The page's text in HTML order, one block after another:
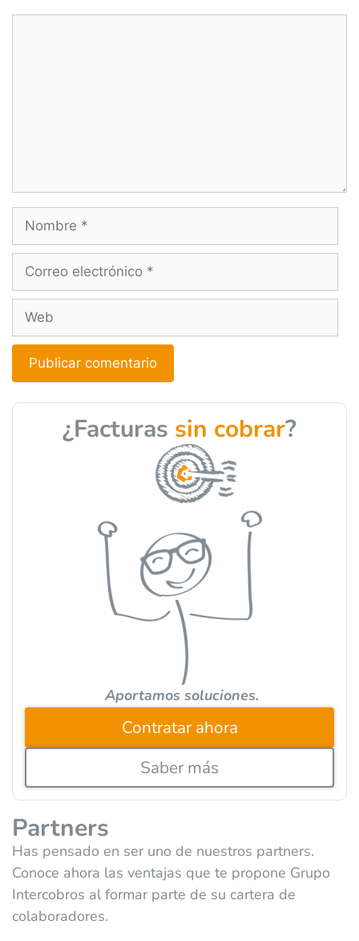
A
¿Facturas sin cobrar?
Aportamos soluciones.
Contratar ahora
Saber más
Partners
Has pensado en ser uno de nuestros partners.
Conoce ahora las ventajas que te propone Grupo
Intercobros al formar parte de su cartera de
colaboradores.